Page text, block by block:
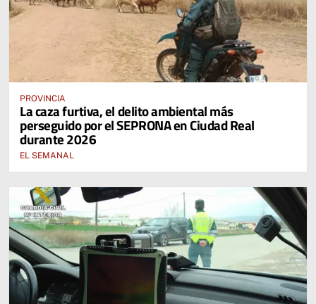
PROVINCIA
La caza furtiva, el delito ambiental más
perseguido por el SEPRONA en Ciudad Real
durante 2026
EL SEMANAL